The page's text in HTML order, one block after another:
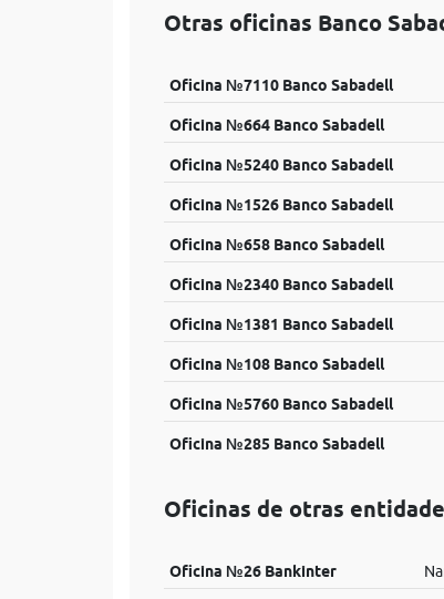
Otras oficinas Banco
Oficina №7110 Banco Sabadell
Oficina №664 Banco Sabadell
Oficina №5240 Banco Sabadell
Oficina №1526 Banco Sabadell
Oficina №658 Banco Sabadell
Oficina №2340 Banco Sabadell
Oficina №1381 Banco Sabadell
Oficina №108 Banco Sabadell
Oficina №5760 Banco Sabadell
Oficina №285 Banco Sabadell
Oficinas de otras
Oficina №26 Bankinter